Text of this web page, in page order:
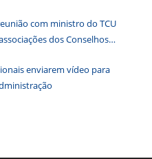
com ministro do TCU
dos Conselhos
enviarem vídeo para